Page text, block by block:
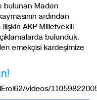
bulunan Maden
ardından
AKP Milletvekili
bulunduk.
emekçisi kardeşimize
videos/